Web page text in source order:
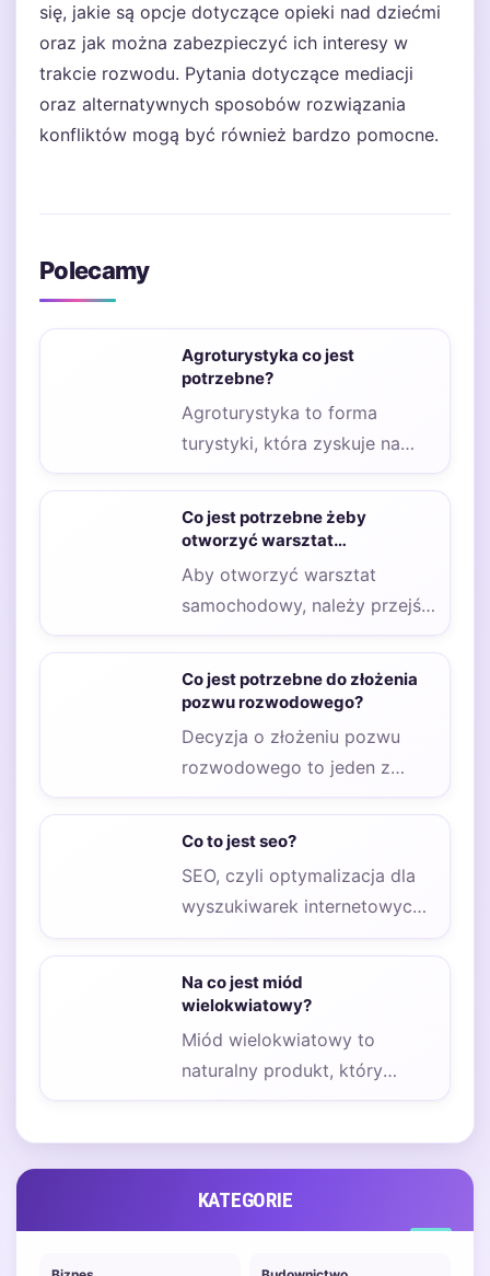
się, jakie są opcje dotyczące opieki nad dziećmi
oraz jak można zabezpieczyć ich interesy w
trakcie rozwodu. Pytania dotyczące mediacji
oraz alternatywnych sposobów rozwiązania
konfliktów mogą być również bardzo pomocne.
Polecamy
Agroturystyka co jest
potrzebne?
Agroturystyka to forma
turystyki, która zyskuje na
popularności w Polsce i na
całym świecie. Aby…
Co jest potrzebne żeby
otworzyć warsztat
samochodowy?
Aby otworzyć warsztat
samochodowy, należy przejść
przez kilka kluczowych
kroków, które zapewnią
sukces przedsięwzięcia.
Pierwszym…
Co jest potrzebne do złożenia
pozwu rozwodowego?
Decyzja o złożeniu pozwu
rozwodowego to jeden z
najtrudniejszych kroków, jakie
można podjąć w życiu.…
Co to jest seo?
SEO, czyli optymalizacja dla
wyszukiwarek internetowych,
to proces, który ma na celu
Na co jest miód
wielokwiatowy?
Miód wielokwiatowy to
naturalny produkt, który
cieszy się dużą popularnością
KATEGORIE